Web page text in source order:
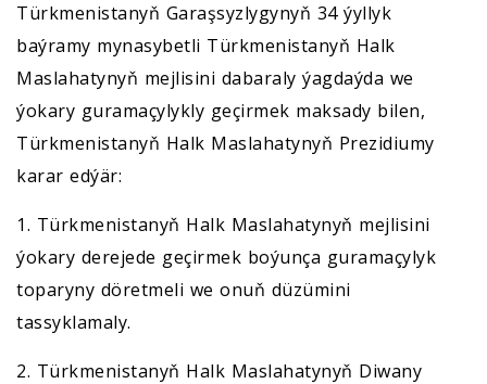
Türkmenistanyň Garaşsyzlygynyň 34 ýyllyk
baýramy mynasybetli Türkmenistanyň Halk
Maslahatynyň mejlisini dabaraly ýagdaýda we
ýokary guramaçylykly geçirmek maksady bilen,
Türkmenistanyň Halk Maslahatynyň Prezidiumy
karar edýär:
1. Türkmenistanyň Halk Maslahatynyň mejlisini
ýokary derejede geçirmek boýunça guramaçylyk
toparyny döretmeli we onuň düzümini
tassyklamaly.
2. Türkmenistanyň Halk Maslahatynyň Diwany